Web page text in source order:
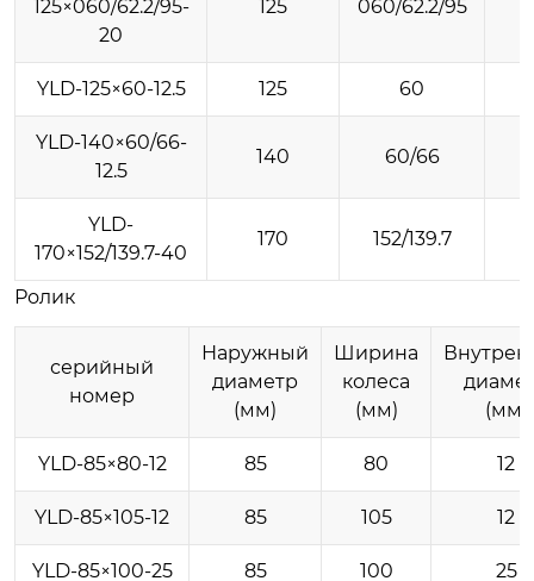
125×060/62.2/95-
20
125 060/62.2/95
YLD-125×60-12.5 125 60
YLD-140×60/66-
12.5
140 60/66
YLD-
170×152/139.7-40
170 152/139.7
Ролик
серийный
номер
Наружный
диаметр
(мм)
Ширина
колеса
(мм)
(мм)
YLD-85×80-12 85 80 12
YLD-85×105-12 85 105 12
YLD-85×100-25 85 100 25